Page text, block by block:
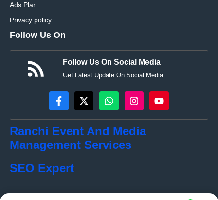
Ads Plan
Privacy policy
Follow Us On
Follow Us On Social Media
Get Latest Update On Social Media
Ranchi Event And Media
Management Services
SEO Expert